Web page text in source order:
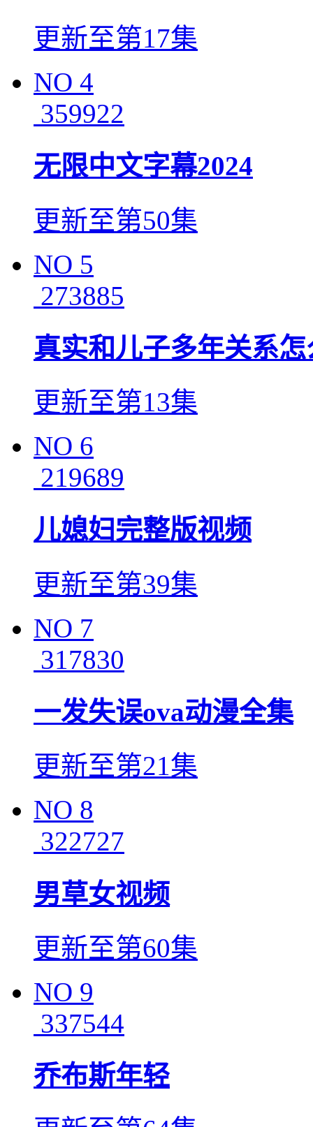
更新至第17集
NO 4
359922
无限中文字幕2024
更新至第50集
NO 5
273885
真实和儿子多年关系怎
更新至第13集
NO 6
219689
儿媳妇完整版视频
更新至第39集
NO 7
317830
一发失误ova动漫全集
更新至第21集
NO 8
322727
男草女视频
更新至第60集
NO 9
337544
乔布斯年轻